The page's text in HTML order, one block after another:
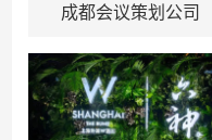
成都会议策划公司